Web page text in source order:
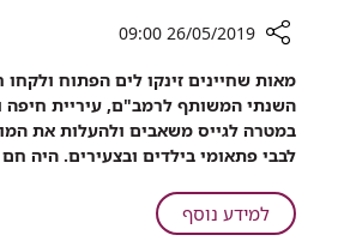
שיתוף
בפעם
הרביעית:
המשחה
החברתי
לטובת
26/05/2019 09:00
מאות שחיינים זינקו לים הפתוח
השנתי המשותף לרמב"ם, עיריית חיפה
במטרה לגייס משאבים ולהעלות את
לבבי פתאומי בילדים ובצעירים. היה
למידע נוסףעל